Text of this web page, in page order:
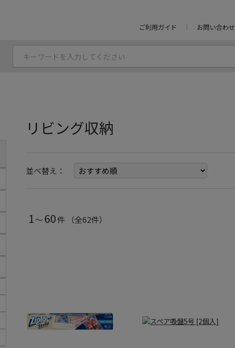
ご利用ガイド お問い合わせ
リビング収納
並べ替え：
1～ 60件 （全62件）